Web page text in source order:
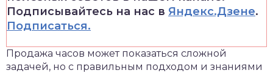
Подписывайтесь на нас в Яндекс.Дзене.
Подписаться.
Продажа часов может показаться сложной
задачей, но с правильным подходом и знаниями